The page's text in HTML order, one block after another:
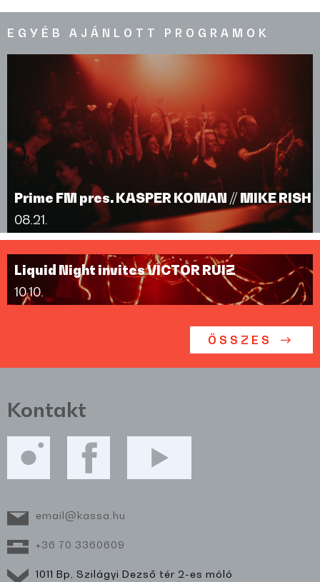
EGYÉB AJÁNLOTT PROGRAMOK
Prime FM pres. KASPER KOMAN // MIKE RISH
08.21.
Liquid Night invites VICTOR RUIZ
10.10.
ÖSSZES
Kontakt
email@kassa.hu
+36 70 3360609
1011 Bp, Szilágyi Dezső tér 2-es móló